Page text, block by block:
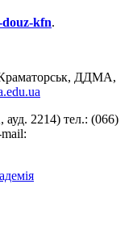
douz-kfn.
ДДМА,
2214) тел.: (066)